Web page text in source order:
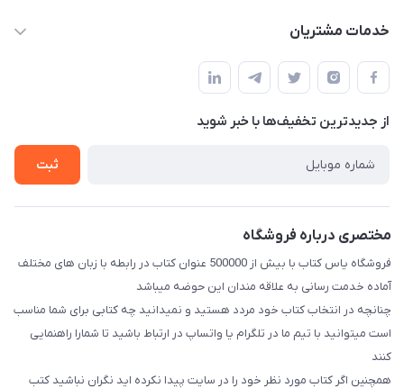
طبقه بالای دنیای لبنیات (مراجعه حضوری فقط در صورت هماهنگی
قبلی با شماره ۰۹۳۷۱۷۴۲۴۲۳ امکان پذیر است)
حساب کاربری
لیست محصولات
درباره ما
خدمات مشتریان
قوانین و مقررات
حریم خصوصی
راهنما
از جدید‌ترین تخفیف‌ها با‌ خبر شوید
ثبت
مختصری درباره فروشگاه
فروشگاه یاس کتاب با بیش از 500000 عنوان کتاب در رابطه با زبان های مختلف
آماده خدمت رسانی به علاقه مندان این حوضه میباشد
چنانچه در انتخاب کتاب خود مردد هستید و نمیدانید چه کتابی برای شما مناسب
است میتوانید با تیم ما در تلگرام یا واتساپ در ارتباط باشید تا شما‌را راهنمایی
کنند
همچنین اگر کتاب مورد نظر خود را در سایت پیدا نکرده اید نگران نباشید کتب